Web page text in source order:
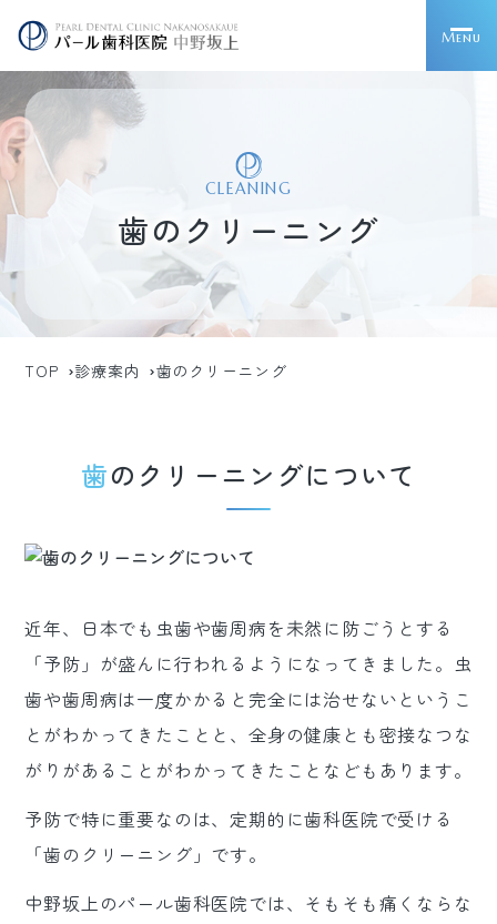
Menu
CLEANING
歯のクリーニング
TOP 診療案内 歯のクリーニング
歯のクリーニングについて
近年、日本でも虫歯や歯周病を未然に防ごうとする
「予防」が盛んに行われるようになってきました。虫
歯や歯周病は一度かかると完全には治せないというこ
とがわかってきたことと、全身の健康とも密接なつな
がりがあることがわかってきたことなどもあります。
予防で特に重要なのは、定期的に歯科医院で受ける
「歯のクリーニング」です。
中野坂上のパール歯科医院では、そもそも痛くならな